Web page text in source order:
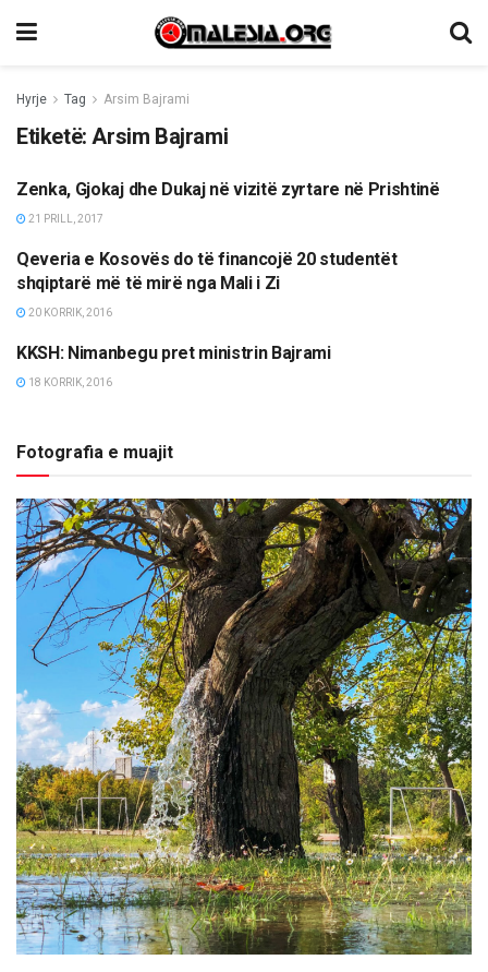
Hyrje Tag Arsim Bajrami
Etiketë:Arsim Bajrami
LAJME
Zenka, Gjokaj dhe Dukaj në vizitë zyrtare në Prishtinë
21 PRILL, 2017
LAJME
Qeveria e Kosovës do të financojë 20 studentët
shqiptarë më të mirë nga Mali i Zi
20 KORRIK, 2016
LAJME
KKSH: Nimanbegu pret ministrin Bajrami
18 KORRIK, 2016
Fotografia e muajit